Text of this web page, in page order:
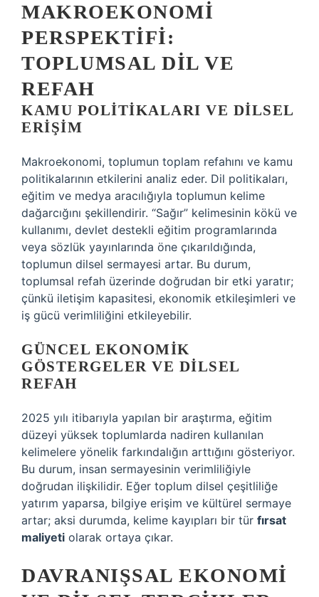
MAKROEKONOMI
PERSPEKTIFI:
TOPLUMSAL DIL VE
REFAH
KAMU POLITIKALARI VE DILSEL
ERIŞIM
Makroekonomi, toplumun toplam refahını ve kamu
politikalarının etkilerini analiz eder. Dil politikaları,
eğitim ve medya aracılığıyla toplumun kelime
dağarcığını şekillendirir. “Sağır” kelimesinin kökü ve
kullanımı, devlet destekli eğitim programlarında
veya sözlük yayınlarında öne çıkarıldığında,
toplumun dilsel sermayesi artar. Bu durum,
toplumsal refah üzerinde doğrudan bir etki yaratır;
çünkü iletişim kapasitesi, ekonomik etkileşimleri ve
iş gücü verimliliğini etkileyebilir.
GÜNCEL EKONOMIK
GÖSTERGELER VE DILSEL
REFAH
2025 yılı itibarıyla yapılan bir araştırma, eğitim
düzeyi yüksek toplumlarda nadiren kullanılan
kelimelere yönelik farkındalığın arttığını gösteriyor.
Bu durum, insan sermayesinin verimliliğiyle
doğrudan ilişkilidir. Eğer toplum dilsel çeşitliliğe
yatırım yaparsa, bilgiye erişim ve kültürel sermaye
artar; aksi durumda, kelime kayıpları bir tür fırsat
maliyeti olarak ortaya çıkar.
DAVRANIŞSAL EKONOMI